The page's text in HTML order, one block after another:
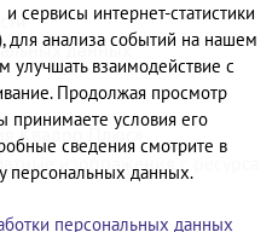
данных
Квадро Плюс»
изображения с ресурса
интернет-статистики
для анализа событий на нашем
улучшать взаимодействие с
Продолжая просмотр
принимаете условия его
сведения смотрите в
персональных данных.
персональных данных